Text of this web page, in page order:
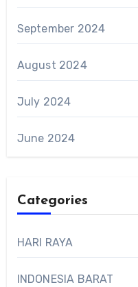
September 2024
August 2024
July 2024
June 2024
Categories
HARI RAYA
INDONESIA BARAT